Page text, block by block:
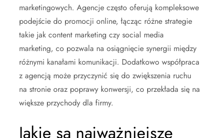
marketingowych. Agencje często oferują kompleksowe
podejście do promocji online, łącząc różne strategie
takie jak content marketing czy social media
marketing, co pozwala na osiągnięcie synergii między
różnymi kanałami komunikacji. Dodatkowo współpraca
z agencją może przyczynić się do zwiększenia ruchu
na stronie oraz poprawy konwersji, co przekłada się na
większe przychody dla firmy.
Jakie są najważniejsze